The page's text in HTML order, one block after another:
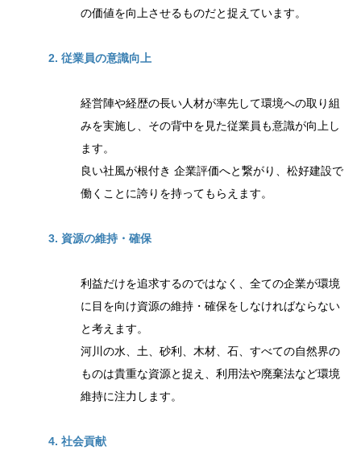
の価値を向上させるものだと捉えています。
2. 従業員の意識向上
経営陣や経歴の長い人材が率先して環境への取り組
みを実施し、その背中を見た従業員も意識が向上し
ます。
良い社風が根付き 企業評価へと繋がり、松好建設で
働くことに誇りを持ってもらえます。
3. 資源の維持・確保
利益だけを追求するのではなく、全ての企業が環境
に目を向け資源の維持・確保をしなければならない
と考えます。
河川の水、土、砂利、木材、石、すべての自然界の
ものは貴重な資源と捉え、利用法や廃棄法など環境
維持に注力します。
4. 社会貢献